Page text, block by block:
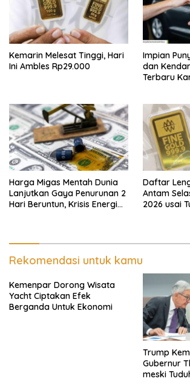
Kemarin Melesat Tinggi, Hari
Ini Ambles Rp29.000
Impian
dan
Terbaru
Harga Migas Mentah Dunia
Lanjutkan Gaya Penurunan 2
Hari Beruntun, Krisis Energi
Daftar
Antam
2026 usai
Rekomendasi untuk kamu
Kemenpar Dorong Wisata
Yacht Ciptakan Efek
Berganda Untuk Ekonomi
Trump
Gubernur
meski